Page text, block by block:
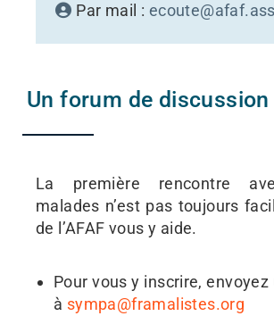
Par mail :
Un forum de discussion
La première rencontre
malades n’est pas toujours
de l’AFAF vous y aide.
Pour vous y inscrire,
à sympa@framalistes.org